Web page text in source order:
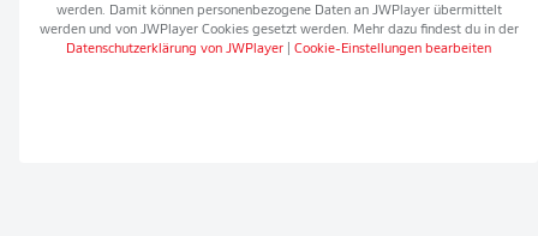
werden. Damit können personenbezogene Daten an JWPlayerübermittelt
werden und von JWPlayerCookies gesetzt werden. Mehr dazu findest du in der
Datenschutzerklärung von JWPlayer Cookie-Einstellungen bearbeiten